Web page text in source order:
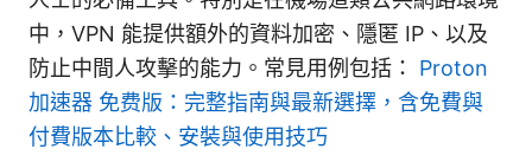
中，VPN 能提供額外的資料加密、隱匿 IP、以及
防止中間人攻擊的能力。常見用例包括： Proton
加速器 免费版：完整指南與最新選擇，含免費與
付費版本比較、安裝與使用技巧